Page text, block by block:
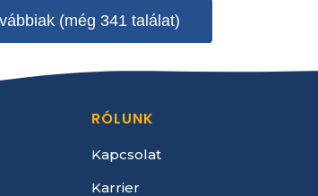
(még 341 találat)
RÓLUNK
Kapcsolat
Karrier